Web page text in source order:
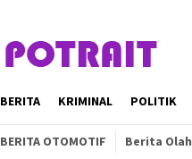
BERITA KRIMINAL POLITIK
BERITA OTOMOTIF Berita